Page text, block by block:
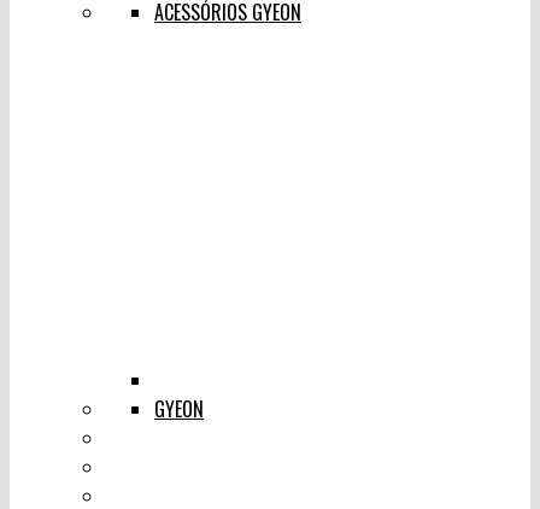
ACESSÓRIOS GYEON
GYEON